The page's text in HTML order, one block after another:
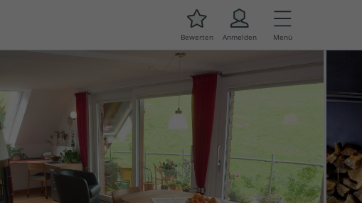
Bewerten Anmelden Menü